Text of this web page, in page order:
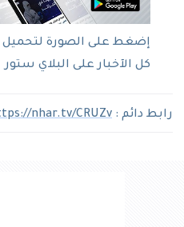
إضغط على الصورة لتحميل
كل الآخبار على البلاي ستور
رابط دائم : nhar.tv/CRUZv